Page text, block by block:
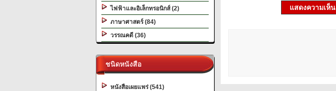
ไฟฟ้าและอิเล็กทรอนิกส์ (2)
ภาษาศาสตร์ (84)
วรรณคดี (36)
ชนิดหนังสือ
หนังสือเผยแพร่ (541)
แสดงความเห็น